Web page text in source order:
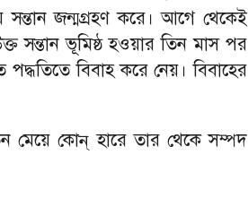
জন্মগ্রহণ করে। আগে থেকেই
সন্তান ভূমিষ্ঠ হওয়ার তিন মাস পর
বিবাহ করে নেয়। বিবাহের
কোন্ হারে তার থেকে সম্পদ